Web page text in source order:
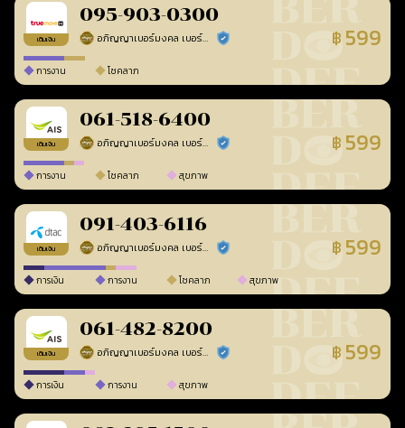
เติมเงิน
095-903-0300
อภิญญาเบอร์มงคล เบอร์สวยเลขศาสตร์ ร้านยืนยันแล้ว ฿ 599
การงาน โชคลาภ
เติมเงิน
061-518-6400
อภิญญาเบอร์มงคล เบอร์สวยเลขศาสตร์ ร้านยืนยันแล้ว ฿ 599
การงาน โชคลาภ สุขภาพ
เติมเงิน
091-403-6116
อภิญญาเบอร์มงคล เบอร์สวยเลขศาสตร์ ร้านยืนยันแล้ว ฿ 599
การเงิน การงาน โชคลาภ สุขภาพ
เติมเงิน
061-482-8200
อภิญญาเบอร์มงคล เบอร์สวยเลขศาสตร์ ร้านยืนยันแล้ว ฿ 599
การเงิน การงาน สุขภาพ